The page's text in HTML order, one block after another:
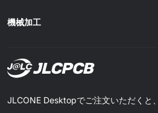
機械加工
JLCONE Desktopでご注文いただくと